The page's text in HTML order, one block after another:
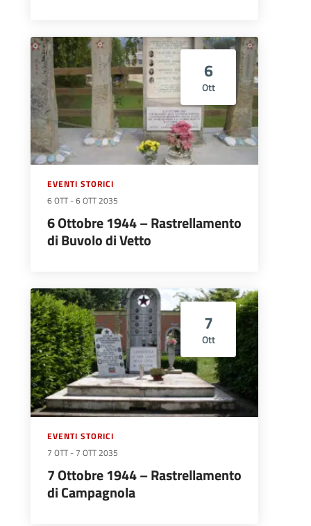
6
Ott
EVENTI STORICI
6 OTT -6 OTT 2035
6 Ottobre 1944 – Rastrellamento
di Buvolo di Vetto
7
Ott
EVENTI STORICI
7 OTT - 7 OTT 2035
7 Ottobre 1944 – Rastrellamento
di Campagnola